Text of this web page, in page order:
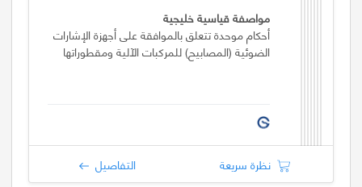
مواصفة قياسية خليجية
أحكام موحدة تتعلق بالموافقة على أجهزة الإشارات
الضوئية (المصابيح) للمركبات الآلية ومقطوراتها
نظرة سريعة التفاصيل